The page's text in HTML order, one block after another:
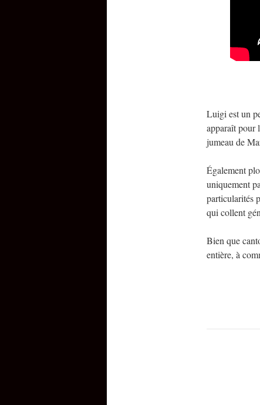
Luigi est un
apparaît pour
jumeau de
Également
uniquement
particularités
qui collent
Bien que
entière, à